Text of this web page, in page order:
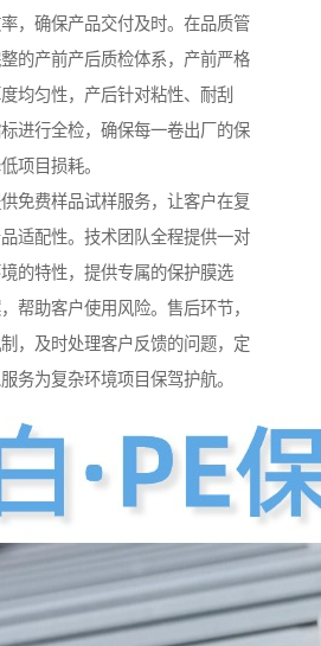
，确保产品交付及时。在品质管
的产前产后质检体系，产前严格
均匀性，产后针对粘性、耐刮
进行全检，确保每一卷出厂的保
项目损耗。
免费样品试样服务，让客户在复
适配性。技术团队全程提供一对
的特性，提供专属的保护膜选
帮助客户使用风险。售后环节，
，及时处理客户反馈的问题，定
务为复杂环境项目保驾护航。